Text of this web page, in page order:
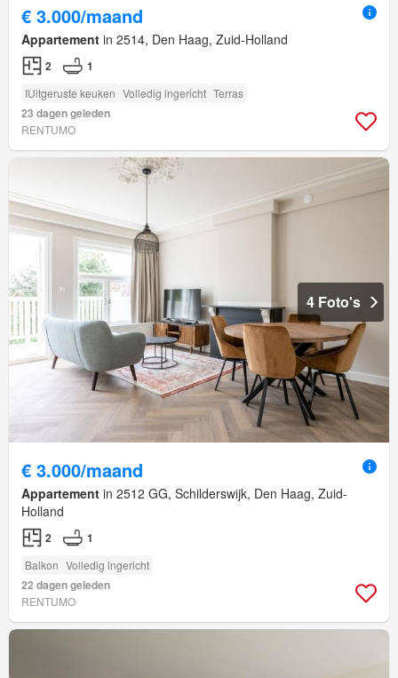
€ 3.000/maand
Appartement in 2514, Den Haag, Zuid-Holland
2 1
IUitgeruste keuken Volledig ingericht Terras
23 dagen geleden
RENTUMO
4 Foto's
€ 3.000/maand
Appartement in 2512 GG, Schilderswijk, Den Haag, Zuid-
Holland
2 1
Balkon Volledig ingericht
22 dagen geleden
RENTUMO